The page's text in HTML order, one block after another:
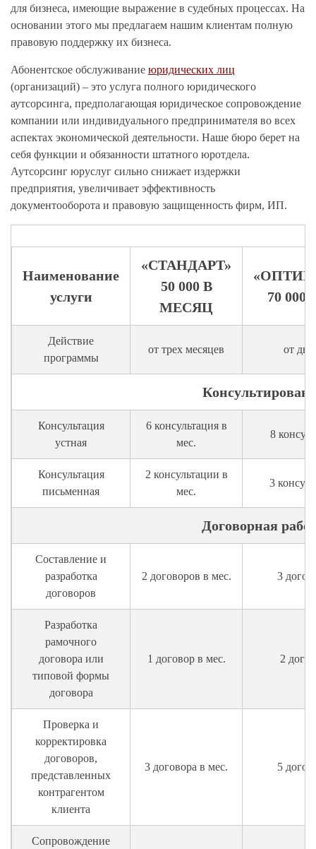
для бизнеса, имеющие выражение в судебных процессах. На
основании этого мы предлагаем нашим клиентам полную
правовую поддержку их бизнеса.
Абонентское обслуживание юридических лиц
(организаций) – это услуга полного юридического
аутсорсинга, предполагающая юридическое сопровождение
компании или индивидуального предпринимателя во всех
аспектах экономической деятельности. Наше бюро берет на
себя функции и обязанности штатного юротдела.
Аутсорсинг юруслуг сильно снижает издержки
предприятия, увеличивает эффективность
документооборота и правовую защищенность фирм, ИП.
Наименование
услуги
«СТАНДАРТ»
50 000 В
МЕСЯЦ
70
Действие
программы
от трех месяцев от
Консультация
устная
6 консультация в
мес.
8
Консультация
письменная
2 консультации в
мес.
3
Договорная
Составление и
разработка
договоров
2 договоров в мес. 3
Разработка
рамочного
договора или
типовой формы
договора
1 договор в мес. 2
Проверка и
корректировка
договоров,
представленных
контрагентом
клиента
3 договора в мес. 5
Сопровождение